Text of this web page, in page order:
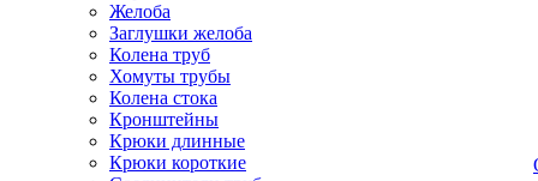
Желоба
Заглушки желоба
Колена труб
Хомуты трубы
Колена стока
Кронштейны
Крюки длинные
Крюки короткие